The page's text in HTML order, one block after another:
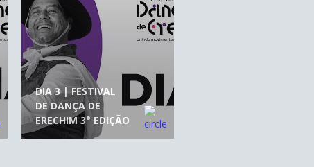
DIA 3 | FESTIVAL
DE DANÇA DE
ERECHIM 3° EDIÇÃO